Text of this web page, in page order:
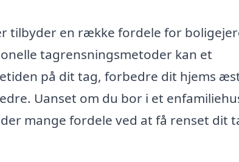
tilbyder en række fordele for
tagrensningsmetoder kan et
på dit tag, forbedre dit hjems
Uanset om du bor i et
mange fordele ved at få renset dit